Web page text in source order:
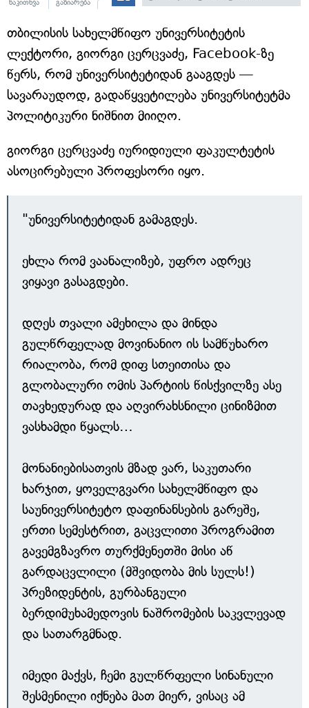
წაკითხვა გაზიარება
თბილისის სახელმწიფო უნივერსიტეტის
ლექტორი, გიორგი ცერცვაძე, Facebook-ზე
წერს, რომ უნივერსიტეტიდან გააგდეს —
სავარაუდოდ, გადაწყვეტილება უნივერსიტეტმა
პოლიტიკური ნიშნით მიიღო.
გიორგი ცერცვაძე იურიდიული ფაკულტეტის
ასოცირებული პროფესორი იყო.
"უნივერსიტეტიდან გამაგდეს.
ეხლა რომ ვაანალიზებ, უფრო ადრეც
ვიყავი გასაგდები.
დღეს თვალი ამეხილა და მინდა
გულწრფელად მოვინანიო ის სამწუხარო
რიალობა, რომ დიფ სთეითისა და
გლობალური ომის პარტიის წისქვილზე ასე
თავხედურად და აღვირახსნილი ცინიზმით
ვასხამდი წყალს…
მონანიებისათვის მზად ვარ, საკუთარი
ხარჯით, ყოველგვარი სახელმწიფო და
საუნივერსიტეტო დაფინანსების გარეშე,
ერთი სემესტრით, გაცვლითი პროგრამით
გავემგზავრო თურქმენეთში მისი აწ
გარდაცვლილი (მშვიდობა მის სულს!)
პრეზიდენტის, გურბანგული
ბერდიმუხამედოვის ნაშრომების საკვლევად
და სათარგმნად.
იმედი მაქვს, ჩემი გულწრფელი სინანული
შესმენილი იქნება მათ მიერ, ვისაც ამ